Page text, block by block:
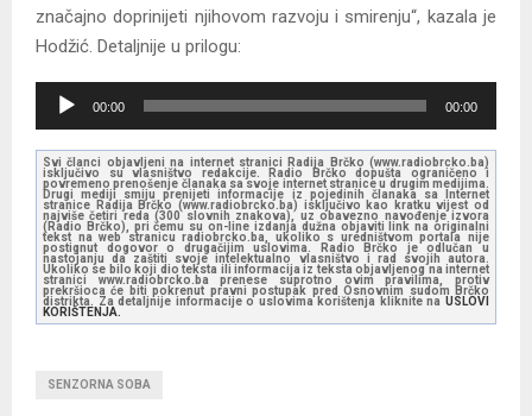
značajno doprinijeti njihovom razvoju i smirenju“, kazala je
Hodžić. Detaljnije u prilogu:
u
d
o
P
a
00:00 00:00
Svi članci objavljeni na internet stranici Radija Brčko (www.radiobrcko.ba)
isključivo su vlasništvo redakcije. Radio Brčko dopušta ograničeno i
povremeno prenošenje članaka sa svoje internet stranice u drugim medijima.
Drugi mediji smiju prenijeti informacije iz pojedinih članaka sa Internet
stranice Radija Brčko (www.radiobrcko.ba) isključivo kao kratku vijest od
najviše četiri reda (300 slovnih znakova), uz obavezno navođenje izvora
(Radio Brčko), pri čemu su on-line izdanja dužna objaviti link na originalni
tekst na web stranicu radiobrcko.ba, ukoliko s uredništvom portala nije
postignut dogovor o drugačijim uslovima. Radio Brčko je odlučan u
nastojanju da zaštiti svoje intelektualno vlasništvo i rad svojih autora.
Ukoliko se bilo koji dio teksta ili informacija iz teksta objavljenog na internet
stranici www.radiobrcko.ba prenese suprotno ovim pravilima, protiv
prekršioca će biti pokrenut pravni postupak pred Osnovnim sudom Brčko
distrikta. Za detaljnije informacije o uslovima korištenja kliknite na USLOVI
KORIŠTENJA.
SENZORNA SOBA